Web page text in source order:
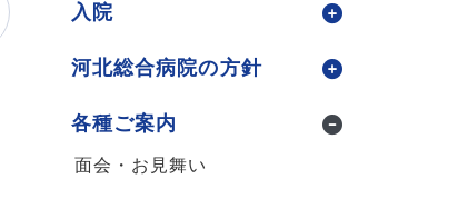
入院
河北総合病院の方針
各種ご案内
面会・お見舞い